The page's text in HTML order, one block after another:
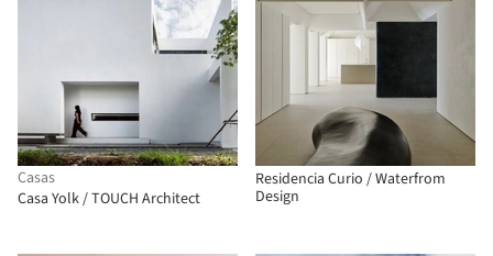
Casas
Casa Yolk / TOUCH Architect
Residencia Curio / Waterfrom
Design